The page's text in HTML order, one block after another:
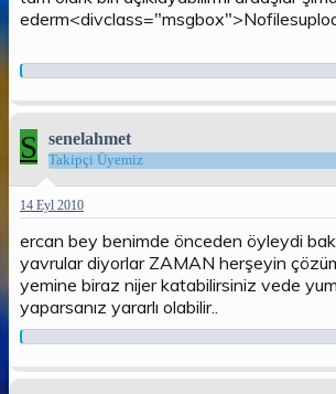
S senelahmet
Takipçi Üyemiz
14 Eyl 2010
ercan bey benimde önceden öyleydi
yavrular diyorlar ZAMAN herşeyin
yemine biraz nijer katabilirsiniz vede
yaparsanız yararlı olabilir..